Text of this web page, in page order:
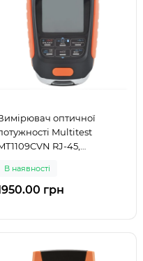
оптичної
Multitest
RJ-45,
нм, 26 дБм, тестер витої
В наявності
грн